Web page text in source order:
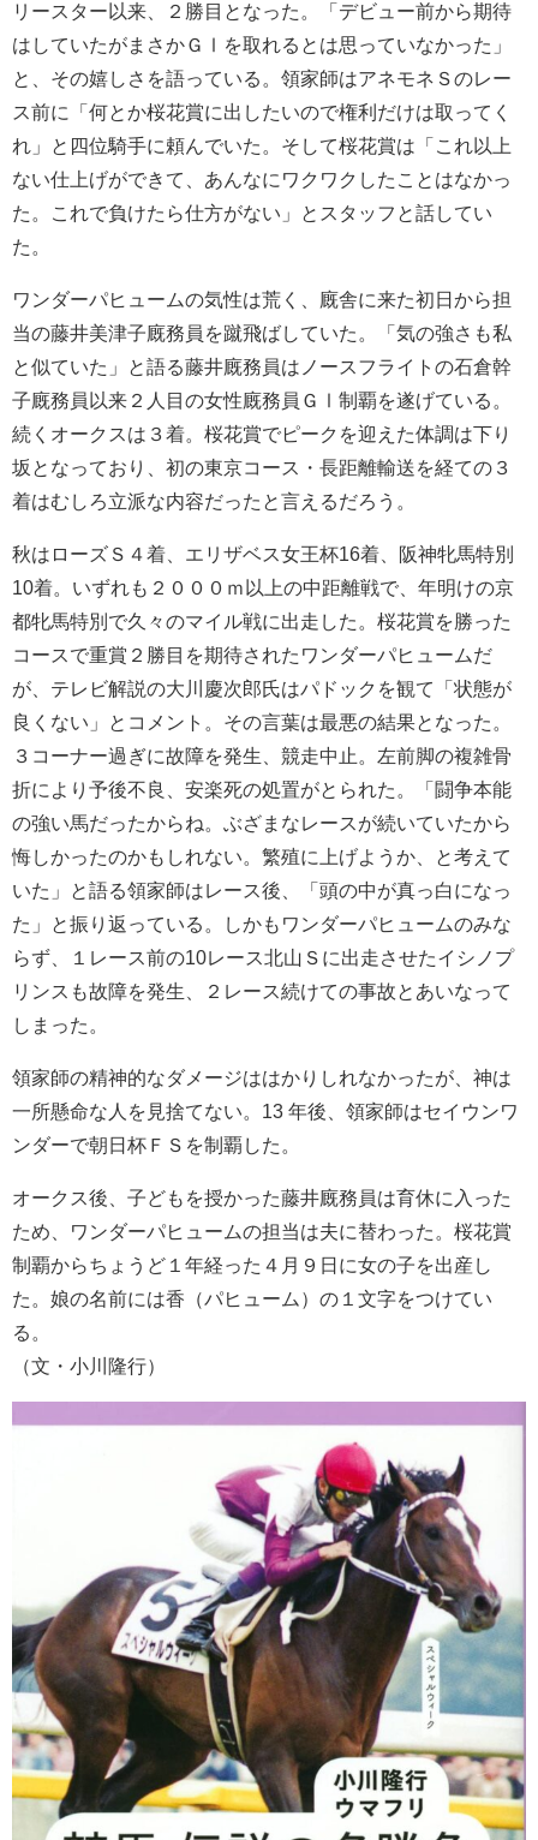
リースター以来、２勝目となった。「デビュー前から期待
はしていたがまさかＧⅠを取れるとは思っていなかった」
と、その嬉しさを語っている。領家師はアネモネＳのレー
ス前に「何とか桜花賞に出したいので権利だけは取ってく
れ」と四位騎手に頼んでいた。そして桜花賞は「これ以上
ない仕上げができて、あんなにワクワクしたことはなかっ
た。これで負けたら仕方がない」とスタッフと話してい
た。
ワンダーパヒュームの気性は荒く、廐舎に来た初日から担
当の藤井美津子廐務員を蹴飛ばしていた。「気の強さも私
と似ていた」と語る藤井廐務員はノースフライトの石倉幹
子廐務員以来２人目の女性廐務員ＧⅠ制覇を遂げている。
続くオークスは３着。桜花賞でピークを迎えた体調は下り
坂となっており、初の東京コース・長距離輸送を経ての３
着はむしろ立派な内容だったと言えるだろう。
秋はローズＳ４着、エリザベス女王杯16着、阪神牝馬特別
10着。いずれも２０００ｍ以上の中距離戦で、年明けの京
都牝馬特別で久々のマイル戦に出走した。桜花賞を勝った
コースで重賞２勝目を期待されたワンダーパヒュームだ
が、テレビ解説の大川慶次郎氏はパドックを観て「状態が
良くない」とコメント。その言葉は最悪の結果となった。
３コーナー過ぎに故障を発生、競走中止。左前脚の複雑骨
折により予後不良、安楽死の処置がとられた。「闘争本能
の強い馬だったからね。ぶざまなレースが続いていたから
悔しかったのかもしれない。繁殖に上げようか、と考えて
いた」と語る領家師はレース後、「頭の中が真っ白になっ
た」と振り返っている。しかもワンダーパヒュームのみな
らず、１レース前の10レース北山Ｓに出走させたイシノプ
リンスも故障を発生、２レース続けての事故とあいなって
しまった。
領家師の精神的なダメージははかりしれなかったが、神は
一所懸命な人を見捨てない。13 年後、領家師はセイウンワ
ンダーで朝日杯ＦＳを制覇した。
オークス後、子どもを授かった藤井廐務員は育休に入った
ため、ワンダーパヒュームの担当は夫に替わった。桜花賞
制覇からちょうど１年経った４月９日に女の子を出産し
た。娘の名前には香（パヒューム）の１文字をつけてい
る。
（文・小川隆行）